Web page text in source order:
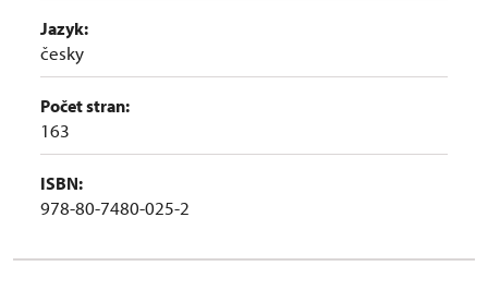
Jazyk:
česky
Počet stran:
163
ISBN:
978-80-7480-025-2